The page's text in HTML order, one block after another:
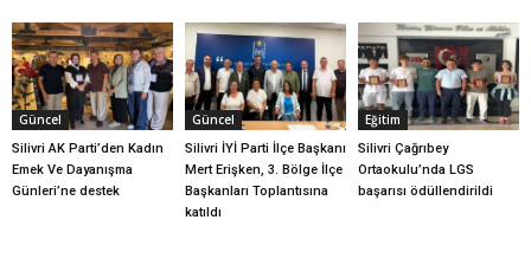
Güncel
Silivri AK Parti’den Kadın
Emek Ve Dayanışma
Günleri’ne destek
Güncel
Silivri İYİ Parti İlçe Başkanı
Mert Erişken, 3. Bölge İlçe
Başkanları Toplantısına
katıldı
Eğitim
Silivri Çağrıbey
Ortaokulu’nda LGS
başarısı ödüllendirildi